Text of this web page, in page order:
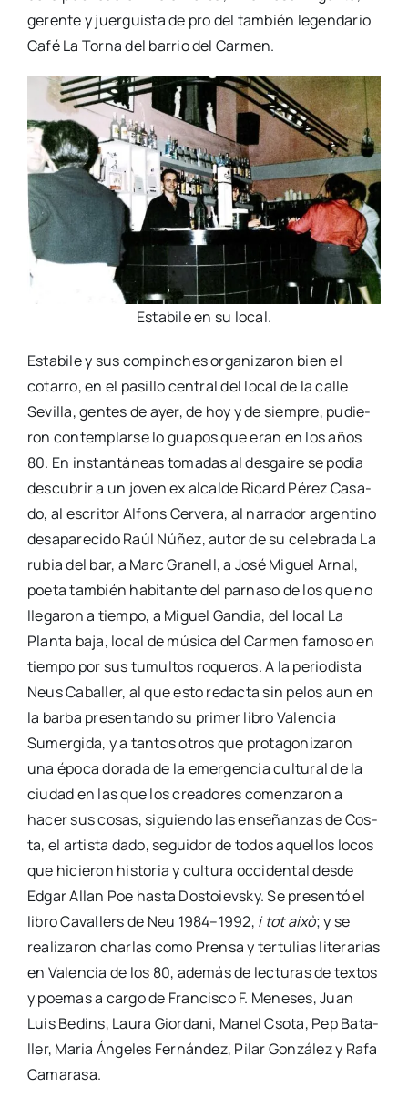
geren­te y juer­guis­ta de pro del tam­bién legen­da­rio
Café La Tor­na del barrio del Car­men.
Esta­bi­le en su local.
Esta­bi­le y sus com­pin­ches orga­ni­za­ron bien el
cota­rro, en el pasi­llo cen­tral del local de la calle
Sevi­lla, gen­tes de ayer, de hoy y de siem­pre, pudie­
ron con­tem­plar­se lo gua­pos que eran en los años
80. En ins­tan­tá­neas toma­das al des­gai­re se podia
des­cu­brir a un joven ex alcal­de Ricard Pérez Casa­
do, al escri­tor Alfons Cer­ve­ra, al narra­dor argen­tino
des­apa­re­ci­do Raúl Núñez, autor de su cele­bra­da La
rubia del bar, a Marc Gra­nell, a José Miguel Arnal,
poe­ta tam­bién habi­tan­te del par­na­so de los que no
lle­ga­ron a tiem­po, a Miguel Gan­dia, del local La
Plan­ta baja, local de músi­ca del Car­men famo­so en
tiem­po por sus tumul­tos roque­ros. A la perio­dis­ta
Neus Caba­ller, al que esto redac­ta sin pelos aun en
la bar­ba pre­sen­tan­do su pri­mer libro Valen­cia
Sumer­gi­da, y a tan­tos otros que pro­ta­go­ni­za­ron
una épo­ca dora­da de la emer­gen­cia cul­tu­ral de la
ciu­dad en las que los crea­do­res comen­za­ron a
hacer sus cosas, siguien­do las ense­ñan­zas de Cos­
ta, el artis­ta dado, segui­dor de todos aque­llos locos
que hicie­ron his­to­ria y cul­tu­ra occi­den­tal des­de
Edgar Allan Poe has­ta Dos­toievsky. Se pre­sen­tó el
libro Cava­llers de Neu 1984–1992, i tot això; y se
rea­li­za­ron char­las como Pren­sa y ter­tu­lias lite­ra­rias
en Valen­cia de los 80, ade­más de lec­tu­ras de tex­tos
y poe­mas a car­go de Fran­cis­co F. Mene­ses, Juan
Luis Bedins, Lau­ra Gior­da­ni, Manel Cso­ta, Pep Bata­
ller, Maria Ánge­les Fer­nán­dez, Pilar Gon­zá­lez y Rafa
Cama­ra­sa.